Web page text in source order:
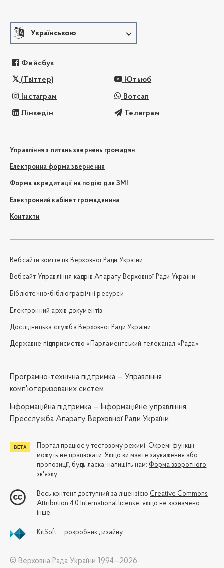
Українською
Фейсбук
(Твіттер) Ютьюб
Інстаграм Вотсап
Лінкедін Телеграм
Управління з питань звернень громадян
Електронна форма звернення
Форма акредитації на подію для ЗМІ
Електронний кабінет громадянина
Контакти
Вебсайти комітетів Верховної Ради України
Вебсайт Управління кадрів Апарату Верховної Ради України
Бібліотечно-бібліографічні ресурси
Електронний архів документів
Дослідницька служба Верховної Ради України
Державне підприємство «Парламентський телеканал «Рада»
Програмно-технічна підтримка — Управління
комп'ютеризованих систем
Iнформаційна підтримка — Інформаційне управління,
Пресслужба Апарату Верховної Ради України
Портал працює у тестовому режимі. Окремі функції
можуть не працювати. Якщо ви маєте зауваження або
пропозиції, будь ласка, напишіть нам: Форма зворотного
зв'язку
Весь контент доступний за ліцензією Creative Commons
Attribution 4.0 International license, якщо не зазначено
інше
KitSoft — розробник дизайну
© Верховна Рада України 1994—2026